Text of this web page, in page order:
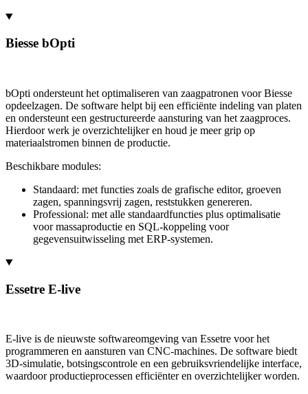
Biesse bOpti
bOpti ondersteunt het optimaliseren van zaagpatronen voor Biesse
opdeelzagen. De software helpt bij een efficiënte indeling van platen
en ondersteunt een gestructureerde aansturing van het zaagproces.
Hierdoor werk je overzichtelijker en houd je meer grip op
materiaalstromen binnen de productie.
Beschikbare modules:
Standaard: met functies zoals de grafische editor, groeven
zagen, spanningsvrij zagen, reststukken genereren.
Professional: met alle standaardfuncties plus optimalisatie
voor massaproductie en SQL-koppeling voor
gegevensuitwisseling met ERP-systemen.
Essetre E-live
E-live is de nieuwste softwareomgeving van Essetre voor het
programmeren en aansturen van CNC-machines. De software biedt
3D-simulatie, botsingscontrole en een gebruiksvriendelijke interface,
waardoor productieprocessen efficiënter en overzichtelijker worden.